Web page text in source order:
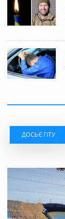
ДОСЬЄ ГІТУ